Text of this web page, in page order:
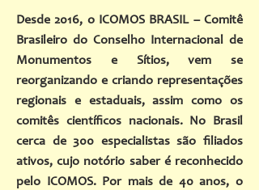
Desde 2016, o ICOMOS BRASIL – Comitê
Brasileiro do Conselho Internacional de
Monumentos e Sítios, vem se
reorganizando e criando representações
regionais e estaduais, assim como os
comitês científicos nacionais. No Brasil
cerca de 300 especialistas são filiados
ativos, cujo notório saber é reconhecido
pelo ICOMOS. Por mais de 40 anos, o